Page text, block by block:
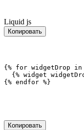
Liquid js
Копировать
{% for widgetDrop
{% widget
{% endfor %}
Копировать